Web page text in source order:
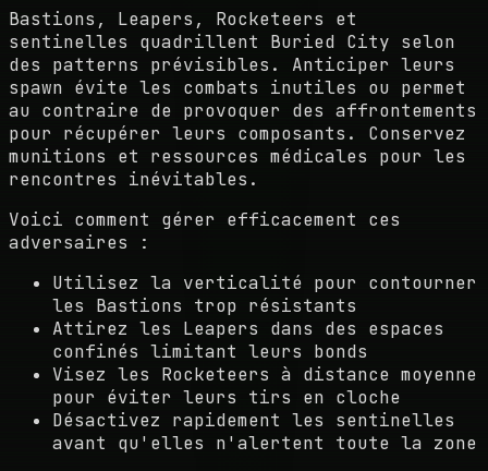
Bastions, Leapers, Rocketeers et
sentinelles quadrillent Buried City selon
des patterns prévisibles. Anticiper leurs
spawn évite les combats inutiles ou permet
au contraire de provoquer des affrontements
pour récupérer leurs composants. Conservez
munitions et ressources médicales pour les
rencontres inévitables.
Voici comment gérer efficacement ces
adversaires :
Utilisez la verticalité pour contourner
les Bastions trop résistants
Attirez les Leapers dans des espaces
confinés limitant leurs bonds
Visez les Rocketeers à distance moyenne
pour éviter leurs tirs en cloche
Désactivez rapidement les sentinelles
avant qu'elles n'alertent toute la zone